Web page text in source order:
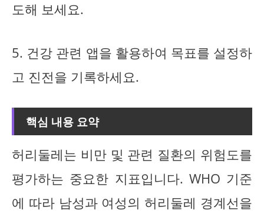
도해 보세요.
5. 건강 관련 앱을 활용하여 목표를 설정하
고 진전을 기록하세요.
핵심 내용 요약
허리둘레는 비만 및 관련 질환의 위험도를
평가하는 중요한 지표입니다. WHO 기준
에 따라 남성과 여성의 허리둘레 경계선을